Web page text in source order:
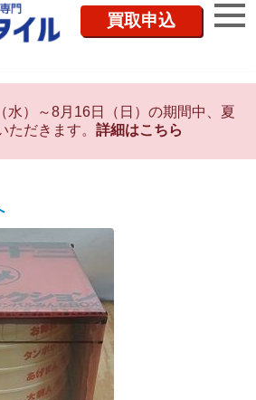
買取申込
水）～8月16日（日）の期間中、夏
ただきます。 詳細はこちら